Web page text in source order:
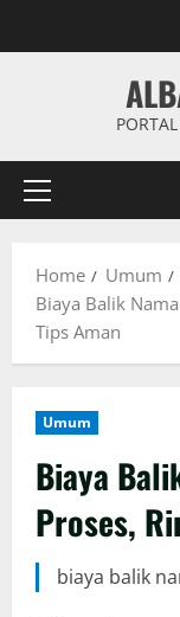
Primary
Home
Umum
Biaya Balik
Tips Aman
Umum
Biaya
Proses,
biaya balik